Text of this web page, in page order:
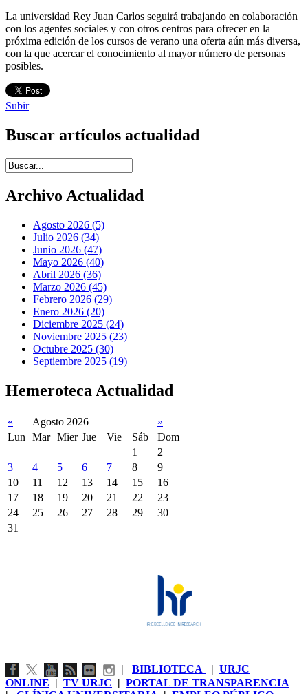
La universidad Rey Juan Carlos seguirá trabajando en colaboración
con los agentes sociales y con otros centros para ofrecer en la
próxima edición de los cursos de verano una oferta aún más diversa,
con la que acercar el conocimiento al mayor número de personas
posibles.
Subir
Buscar artículos actualidad
Introduce términos de búsqueda
Archivo Actualidad
Agosto 2026 (5)
Julio 2026 (34)
Junio 2026 (47)
Mayo 2026 (40)
Abril 2026 (36)
Marzo 2026 (45)
Febrero 2026 (29)
Enero 2026 (20)
Diciembre 2025 (24)
Noviembre 2025 (23)
Octubre 2025 (30)
Septiembre 2025 (19)
Hemeroteca Actualidad
« Agosto 2026
»
Lun
Mar Mier Jue Vie Sáb
Dom
1
2
3
4 5 6 7 8
9
10
11 12 13 14 15
16
17
18 19 20 21 22
23
24
25 26 27 28 29
30
31
| BIBLIOTECA | URJC
ONLINE | TV URJC | PORTAL DE TRANSPARENCIA